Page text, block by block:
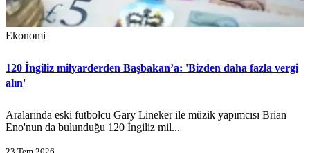
Ekonomi
120 İngiliz milyarderden Başbakan’a: 'Bizden daha fazla vergi
alın'
Aralarında eski futbolcu Gary Lineker ile müzik yapımcısı Brian
Eno'nun da bulunduğu 120 İngiliz mil...